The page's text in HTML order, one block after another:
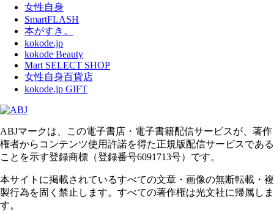
女性自身
SmartFLASH
本がすき。
kokode.jp
kokode Beauty
Mart SELECT SHOP
女性自身百貨店
kokode.jp GIFT
ABJマークは、この電子書店・電子書籍配信サービスが、著作
権者からコンテンツ使用許諾を得た正規版配信サービスである
ことを示す登録商標（登録番号6091713号）です。
本サイトに掲載されているすべての文章・画像の無断転載・複
製行為を固く禁止します。すべての著作権は光文社に帰属しま
す。